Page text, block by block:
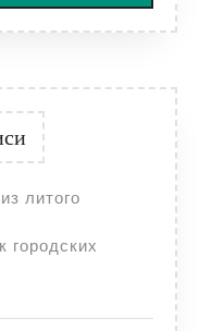
литого
городских